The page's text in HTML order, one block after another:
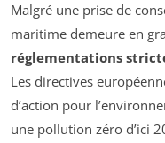
Malgré une prise de
maritime demeure en
réglementations
Les directives
d’action pour
une pollution zéro d’ici